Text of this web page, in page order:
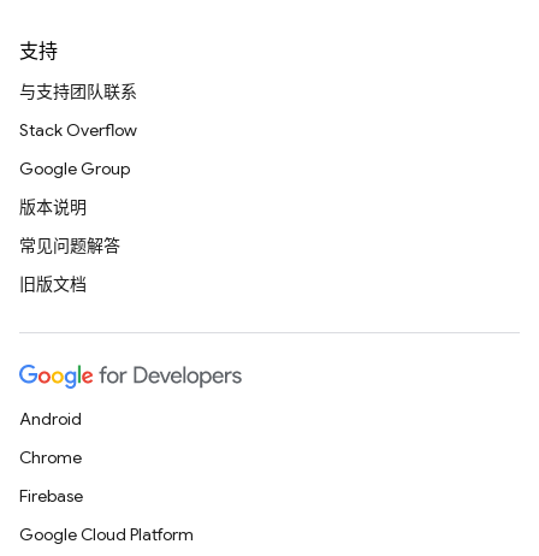
支持
与支持团队联系
Stack Overflow
Google Group
版本说明
常见问题解答
旧版文档
Android
Chrome
Firebase
Google Cloud Platform